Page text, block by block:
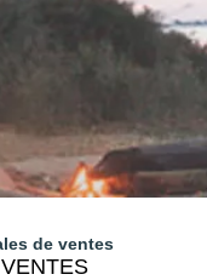
de ventes